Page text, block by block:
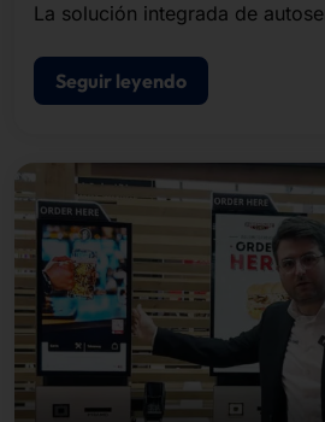
La solución integrada de
acreditaciones y el control de
Seguir leyendo